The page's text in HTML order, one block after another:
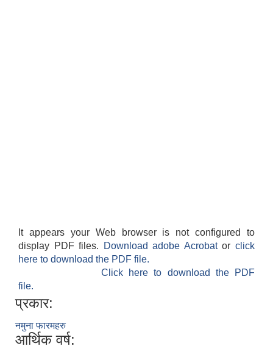
It appears your Web browser is not configured to
display PDF files.
Download adobe Acrobatorclick
here to download the PDF file.
Click here to download the PDF
file.
प्रकार:
नमुना फारमहरु
आर्थिक वर्ष: